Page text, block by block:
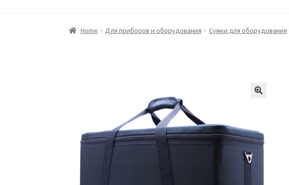
Home Для приборов и оборудования Сумки для оборудования